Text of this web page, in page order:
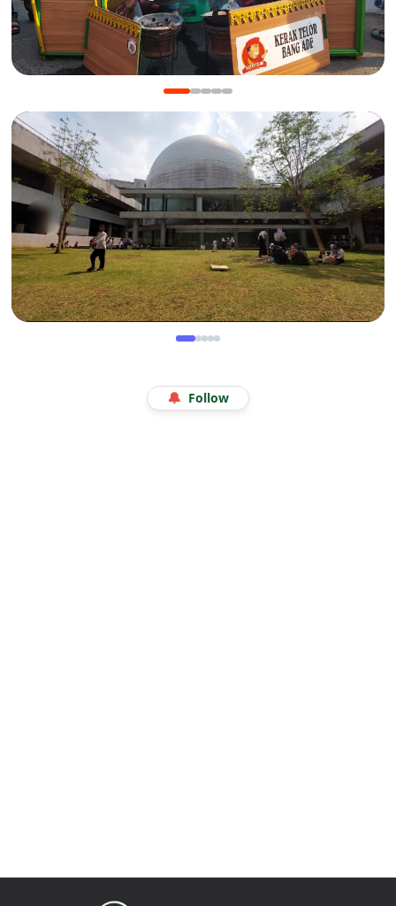
Manis Gurih Jakarta Festival Sukapura: Menikmati
Legenda 18 Tahun Kerak Telor Bang Ade
Menjelajah Angkasa di Kala Libur Sekolah: Serunya
Eduwisata Edukatif di Planetarium Jakarta
🔔 Follow